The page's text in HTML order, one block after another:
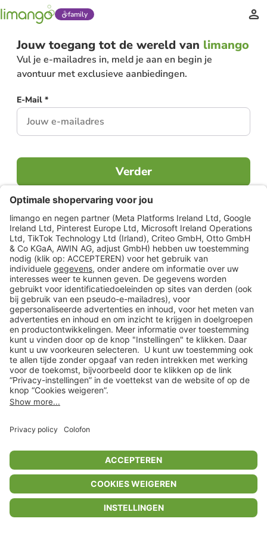
family
Jouw toegang tot de wereld van limango
Vul je e-mailadres in, meld je aan en begin je
avontuur met exclusieve aanbiedingen.
E-Mail *
Verder
Al lid?Inloggen
PrivacyinstellingenAlgemene voorwaardenPrivacybeleidColofon
Help Center